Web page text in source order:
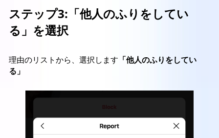
ステップ3: 「他人のふりをしてい
る」を選択
理由のリストから、選択します 「他人のふりをしてい
る」